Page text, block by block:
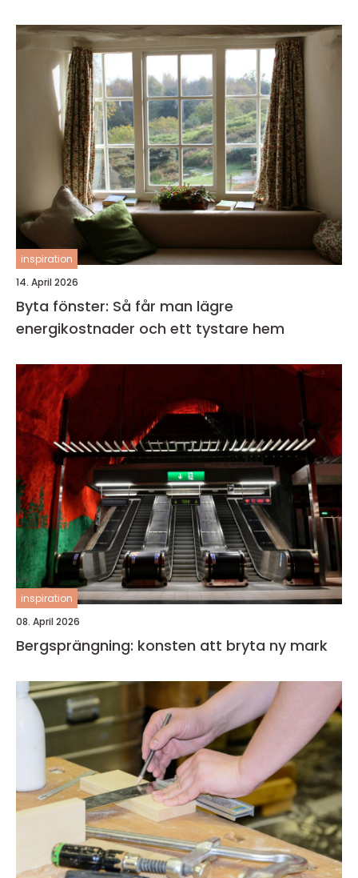
inspiration
14. April 2026
Byta fönster: Så får man lägre
energikostnader och ett tystare hem
inspiration
08. April 2026
Bergsprängning: konsten att bryta ny mark